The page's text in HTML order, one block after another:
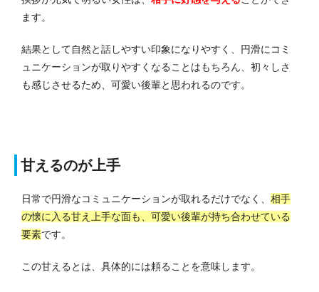
ます。
結果として自然と話しやすい印象になりやすく、円滑にコミ
ュニケーションが取りやすくなることはもちろん、初々しさ
も感じさせるため、可愛い後輩と思われるのです。
甘えるのが上手
日常で円滑なコミュニケーションが取れるだけでなく、 相手
の懐に入る甘え上手な面も、可愛い後輩が持ち合わせている
要素です。
この甘えるとは、具体的には頼ることを意味します。